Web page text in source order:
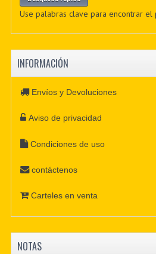
Use palabras clave para encontrar el
INFORMACIÓN
Envíos y Devoluciones
Aviso de privacidad
Condiciones de uso
contáctenos
Carteles en venta
NOTAS